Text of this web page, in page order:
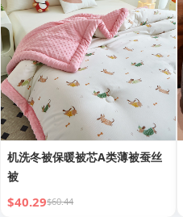
机洗冬被保暖被芯A类薄被蚕丝
被
$40.29$60.44